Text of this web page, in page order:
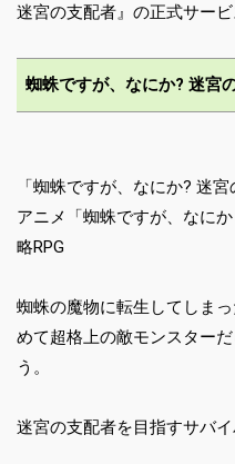
迷宮の支配者』の正式サー
蜘蛛ですが、なにか? 迷宮
「蜘蛛ですが、なにか? 迷
アニメ「蜘蛛ですが、なに
略RPG
蜘蛛の魔物に転生してしま
めて超格上の敵モンスター
う。
迷宮の支配者を目指すサバ